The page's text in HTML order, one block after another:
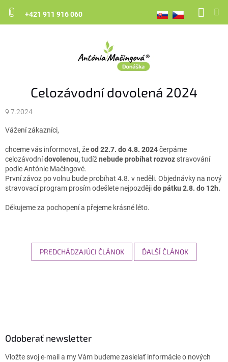
obsah
+421 911 916 060
Celozávodní dovolená 2024
9.7.2024
Vážení zákazníci,
chceme vás informovat, žeod 22.7. do 4.8. 2024čerpáme
celozávodnídovolenou,tudížnebude probíhat rozvoz stravování
podle Antónie Mačingové.
První závoz po volnu bude probíhat 4.8. v neděli. Objednávky na nový
stravovací program prosím odešlete nejpozdějido pátku 2.8. do 12h.
Děkujeme za pochopení a přejeme krásné léto.
PREDCHÁDZAJÚCI ČLÁNOK ĎALŠÍ ČLÁNOK
Odoberať newsletter
Vložte svoj e-mail a my Vám budeme zasielať informácie o nových